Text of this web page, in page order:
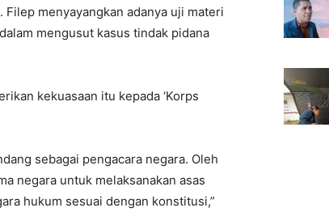
menyayangkan adanya uji materi
mengusut kasus tindak pidana
kekuasaan itu kepada ‘Korps
sebagai pengacara negara. Oleh
negara untuk melaksanakan asas
hukum sesuai dengan konstitusi,”